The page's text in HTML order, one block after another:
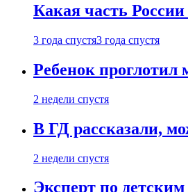
Какая часть
3 года спустя3 года спустя
Ребенок проглотил
2 недели спустя
В ГД рассказали,
2 недели спустя
Эксперт по